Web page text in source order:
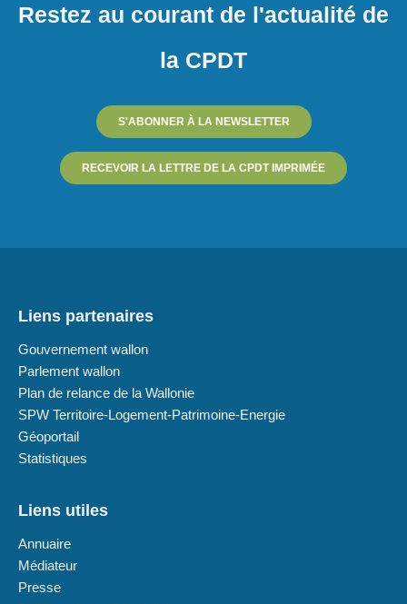
Restez au courant de l'actualité de
la CPDT
S'ABONNER À LA NEWSLETTER
RECEVOIR LA LETTRE DE LA CPDT IMPRIMÉE
Liens partenaires
Gouvernement wallon
Parlement wallon
Plan de relance de la Wallonie
SPW Territoire-Logement-Patrimoine-Energie
Géoportail
Statistiques
Liens utiles
Annuaire
Médiateur
Presse